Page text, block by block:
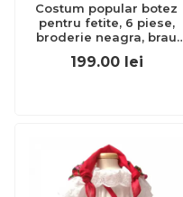
Costum popular botez
pentru fetite, 6 piese,
broderie neagra, brau
tricolor, Denikos® 1025
NIK5560
199.00 lei